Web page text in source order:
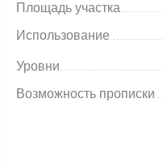
Площадь участка
Использование
Уровни
Возможность прописки